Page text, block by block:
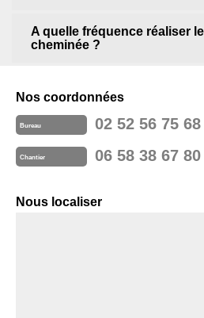
A quelle fréquence réaliser
cheminée ?
Nos coordonnées
Bureau 02 52 56 75 68
Chantier 06 58 38 67 80
Nous localiser